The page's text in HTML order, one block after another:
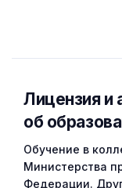
Лицензия и
об
Обучение в
Министерства
Федерации.